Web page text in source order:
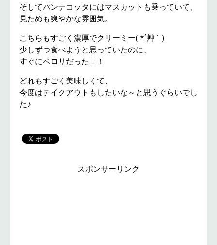
そしてパンナコッタにはマスカットも乗っていて、
見ためも爽やかな雰囲気。
こちらもすごく濃厚でクリーミー( *´艸｀)
少しずつ食べようと思っていたのに、
すぐにペロリだった！！
どれもすごく美味しくて、
今度はテイクアウトもしたいな～と思うぐらいでし
た♪
スポンサーリンク